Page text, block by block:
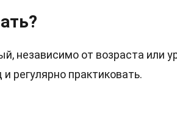
независимо от возраста или
регулярно практиковать.